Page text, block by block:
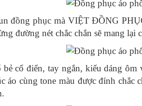
phục mà VIỆT ĐỒNG
đường nét chắc chắn sẽ mang lại
điển, tay ngắn, kiểu dáng ôm
áo cùng tone màu được đính chắc